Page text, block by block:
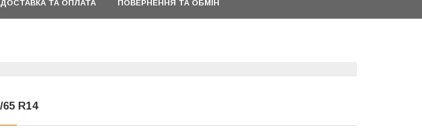
ДОСТАВКА ТА ОПЛАТА ПОВЕРНЕННЯ ТА ОБМІН
R14